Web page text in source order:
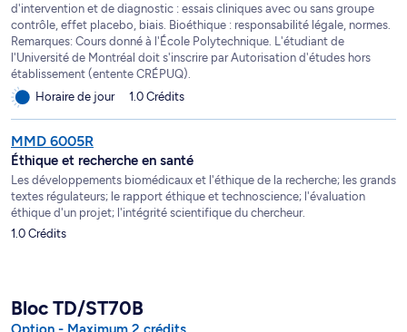
d'intervention et de diagnostic : essais cliniques avec ou sans groupe
contrôle, effet placebo, biais. Bioéthique : responsabilité légale, normes.
Remarques: Cours donné à l'École Polytechnique. L'étudiant de
l'Université de Montréal doit s'inscrire par Autorisation d'études hors
établissement (entente CRÉPUQ).
Horaire de jour
1.0 Crédits
MMD 6005R
Éthique et recherche en santé
Les développements biomédicaux et l'éthique de la recherche; les grands
textes régulateurs; le rapport éthique et technoscience; l'évaluation
éthique d'un projet; l'intégrité scientifique du chercheur.
1.0 Crédits
Bloc TD/ST70B